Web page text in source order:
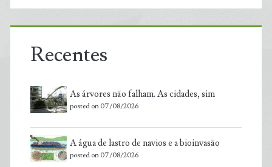
Recentes
As árvores não falham. As cidades, sim
posted on 07/08/2026
A água de lastro de navios e a bioinvasão
posted on 07/08/2026